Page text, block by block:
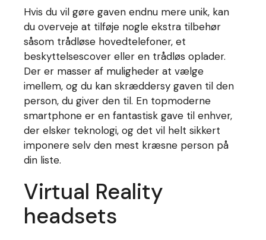
Hvis du vil gøre gaven endnu mere unik, kan
du overveje at tilføje nogle ekstra tilbehør
såsom trådløse hovedtelefoner, et
beskyttelsescover eller en trådløs oplader.
Der er masser af muligheder at vælge
imellem, og du kan skræddersy gaven til den
person, du giver den til. En topmoderne
smartphone er en fantastisk gave til enhver,
der elsker teknologi, og det vil helt sikkert
imponere selv den mest kræsne person på
din liste.
Virtual Reality
headsets